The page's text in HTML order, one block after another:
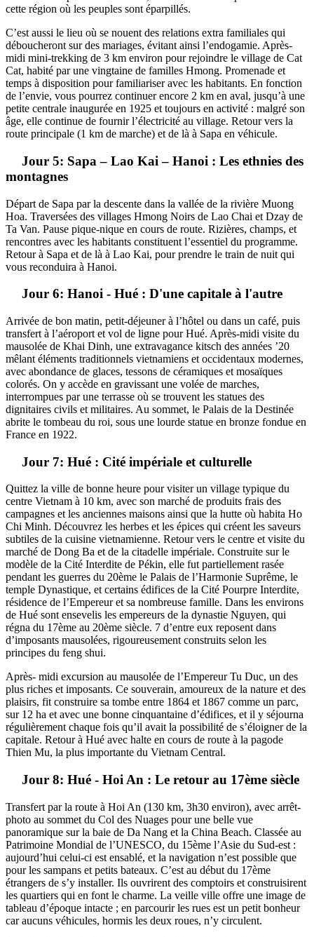
cette région où les peuples sont éparpillés.
C’est aussi le lieu où se nouent des relations extra familiales qui
déboucheront sur des mariages, évitant ainsi l’endogamie. Après-
midi mini-trekking de 3 km environ pour rejoindre le village de Cat
Cat, habité par une vingtaine de familles Hmong. Promenade et
temps à disposition pour familiariser avec les habitants. En fonction
de l’envie, vous pourrez continuer encore 2 km en aval, jusqu’à une
petite centrale inaugurée en 1925 et toujours en activité : malgré son
âge, elle continue de fournir l’électricité au village. Retour vers la
route principale (1 km de marche) et de là à Sapa en véhicule.
Jour 5: Sapa – Lao Kai – Hanoi : Les ethnies des
montagnes
Départ de Sapa par la descente dans la vallée de la rivière Muong
Hoa. Traversées des villages Hmong Noirs de Lao Chai et Dzay de
Ta Van. Pause pique-nique en cours de route. Rizières, champs, et
rencontres avec les habitants constituent l’essentiel du programme.
Retour à Sapa et de là à Lao Kai, pour prendre le train de nuit qui
vous reconduira à Hanoi.
Jour 6: Hanoi - Hué : D'une capitale à l'autre
Arrivée de bon matin, petit-déjeuner à l’hôtel ou dans un café, puis
transfert à l’aéroport et vol de ligne pour Hué. Après-midi visite du
mausolée de Khai Dinh, une extravagance kitsch des années ’20
mêlant éléments traditionnels vietnamiens et occidentaux modernes,
avec abondance de glaces, tessons de céramiques et mosaïques
colorés. On y accède en gravissant une volée de marches,
interrompues par une terrasse où se trouvent les statues des
dignitaires civils et militaires. Au sommet, le Palais de la Destinée
abrite le tombeau du roi, sous une lourde statue en bronze fondue en
France en 1922.
Jour 7: Hué : Cité impériale et culturelle
Quittez la ville de bonne heure pour visiter un village typique du
centre Vietnam à 10 km, avec son marché de produits frais des
campagnes et les anciennes maisons ainsi que la hutte où habita Ho
Chi Minh. Découvrez les herbes et les épices qui créent les saveurs
subtiles de la cuisine vietnamienne. Retour vers le centre et visite du
marché de Dong Ba et de la citadelle impériale. Construite sur le
modèle de la Cité Interdite de Pékin, elle fut partiellement rasée
pendant les guerres du 20ème le Palais de l’Harmonie Suprême, le
temple Dynastique, et certains édifices de la Cité Pourpre Interdite,
résidence de l’Empereur et sa nombreuse famille. Dans les environs
de Hué sont ensevelis les empereurs de la dynastie Nguyen, qui
régna du 17ème au 20ème siècle. 7 d’entre eux reposent dans
d’imposants mausolées, rigoureusement construits selon les
principes du feng shui.
Après- midi excursion au mausolée de l’Empereur Tu Duc, un des
plus riches et imposants. Ce souverain, amoureux de la nature et des
plaisirs, fit construire sa tombe entre 1864 et 1867 comme un parc,
sur 12 ha et avec une bonne cinquantaine d’édifices, et il y séjourna
régulièrement chaque fois qu’il avait la possibilité de s’éloigner de la
capitale. Retour à Hué avec halte en cours de route à la pagode
Thien Mu, la plus importante du Vietnam Central.
Jour 8: Hué - Hoi An : Le retour au 17ème siècle
Transfert par la route à Hoi An (130 km, 3h30 environ), avec arrêt-
photo au sommet du Col des Nuages pour une belle vue
panoramique sur la baie de Da Nang et la China Beach. Classée au
Patrimoine Mondial de l’UNESCO, du 15ème l’Asie du Sud-est :
aujourd’hui celui-ci est ensablé, et la navigation n’est possible que
pour les sampans et petits bateaux. C’est au début du 17ème
étrangers de s’y installer. Ils ouvrirent des comptoirs et construisirent
les quartiers qui en font le charme. La veille ville offre une image de
tableau d’époque intacte ; en parcourir les rues est un petit bonheur
car aucuns véhicules, hormis les deux roues, n’y circulent.